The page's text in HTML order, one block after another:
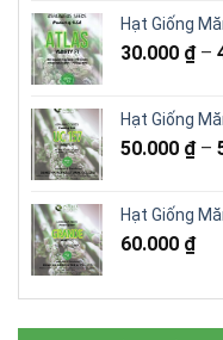
Hạt Giống
30.000 ₫–
Hạt Giống
50.000 ₫–
Hạt Giống
60.000 ₫